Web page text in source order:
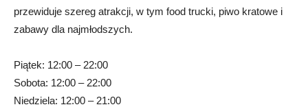
przewiduje szereg atrakcji, w tym food trucki, piwo kratowe i
zabawy dla najmłodszych.
Piątek: 12:00 – 22:00
Sobota: 12:00 – 22:00
Niedziela: 12:00 – 21:00